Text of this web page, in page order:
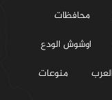
محافظات
اوشوش الودع
منوعات